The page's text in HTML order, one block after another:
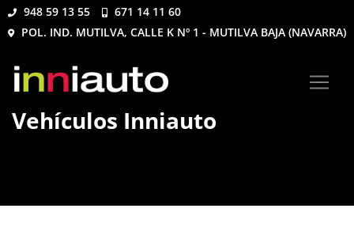
948 59 13 55
671 14 11 60
POL. IND. MUTILVA, CALLE K Nº 1 - MUTILVA BAJA (NAVARRA)
Vehículos Inniauto